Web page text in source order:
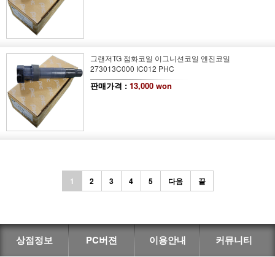
그랜저TG 점화코일 이그니션코일 엔진코일
273013C000 IC012 PHC
판매가격 : 13,000 won
1 2 3 4 5 다음 끝
상점정보 PC버젼 이용안내 커뮤니티